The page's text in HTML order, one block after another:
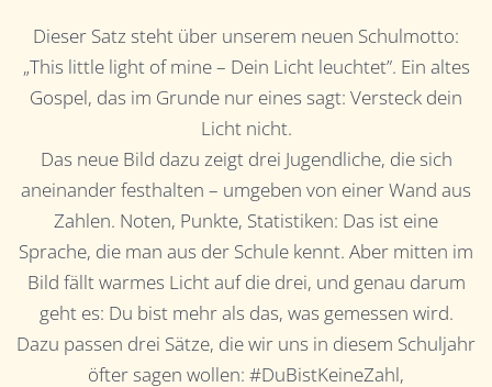
Dieser Satz steht über unserem neuen Schulmotto:
„This little light of mine – Dein Licht leuchtet”. Ein altes
Gospel, das im Grunde nur eines sagt: Versteck dein
Licht nicht.
Das neue Bild dazu zeigt drei Jugendliche, die sich
aneinander festhalten – umgeben von einer Wand aus
Zahlen. Noten, Punkte, Statistiken: Das ist eine
Sprache, die man aus der Schule kennt. Aber mitten im
Bild fällt warmes Licht auf die drei, und genau darum
geht es: Du bist mehr als das, was gemessen wird.
Dazu passen drei Sätze, die wir uns in diesem Schuljahr
öfter sagen wollen: #DuBistKeineZahl,